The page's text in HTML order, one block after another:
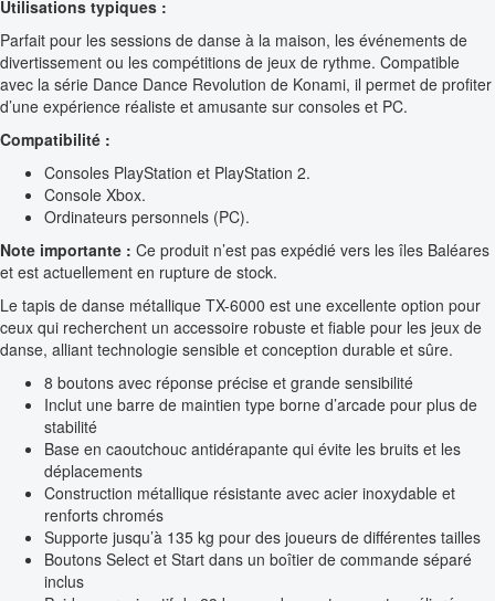
Utilisations typiques :
Parfait pour les sessions de danse à la maison, les événements de
divertissement ou les compétitions de jeux de rythme. Compatible
avec la série Dance Dance Revolution de Konami, il permet de profiter
d’une expérience réaliste et amusante sur consoles et PC.
Compatibilité :
Consoles PlayStation et PlayStation 2.
Console Xbox.
Ordinateurs personnels (PC).
Note importante : Ce produit n’est pas expédié vers les îles Baléares
et est actuellement en rupture de stock.
Le tapis de danse métallique TX-6000 est une excellente option pour
ceux qui recherchent un accessoire robuste et fiable pour les jeux de
danse, alliant technologie sensible et conception durable et sûre.
8 boutons avec réponse précise et grande sensibilité
Inclut une barre de maintien type borne d’arcade pour plus de
stabilité
Base en caoutchouc antidérapante qui évite les bruits et les
déplacements
Construction métallique résistante avec acier inoxydable et
renforts chromés
Supporte jusqu’à 135 kg pour des joueurs de différentes tailles
Boutons Select et Start dans un boîtier de commande séparé
inclus